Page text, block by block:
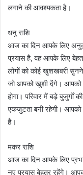
लगाने की आवश्यकता है।
धनु राशि
आज का दिन आपके लिए
प्रयास है, वह आपके लिए
लोगों को कोई खुशखबरी
जो आपको खुशी देंगे।
होगा। परिवार में बड़े बुजुर्गों
एकजुटता बनी रहेगी।
है।
मकर राशि
आज का दिन आपके लिए
नए प्रयास बेहतर रहेंगे।